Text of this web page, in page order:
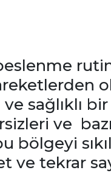
sağlıklı
ve bazı
bölgeyi
tekrar